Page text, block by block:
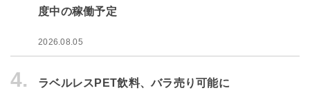
度中の稼働予定
2026.08.05
4. ラベルレスPET飲料、バラ売り可能に